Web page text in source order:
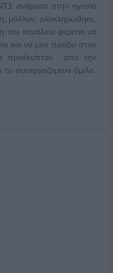
ανάμεσα στην ηγεσία
μάλλον, ολοκληρώθηκε,
καναλιού φέρεται να
και να μην προβεί στην
προέκυπταν από την
συνεργαζόμενο όμιλο.